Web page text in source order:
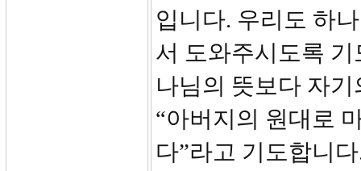
입니다. 우리도 하
서 도와주시도록
나님의 뜻보다 자
“아버지의 원대로
다”라고 기도합니